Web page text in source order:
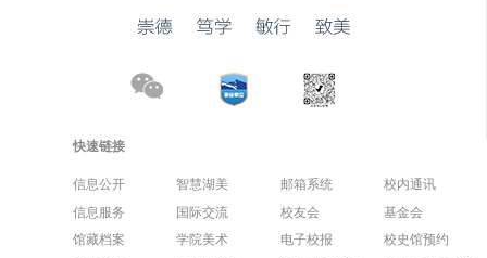
快速链接
信息公开 智慧湖美 邮箱系统
校内通讯
信息服务
国际交流 校友会
基金会
馆藏档案
学院美术 电子校报
校史馆预约